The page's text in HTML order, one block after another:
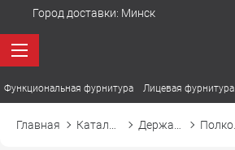
Город доставки: Минск
Функциональная фурнитура Лицевая фурнитура
Главная